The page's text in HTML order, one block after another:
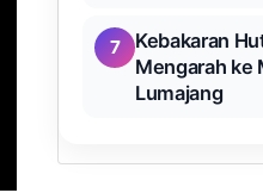
7
Kebakaran
Mengarah ke
Lumajang